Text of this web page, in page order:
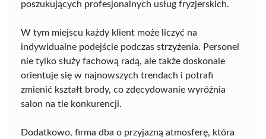
poszukujących profesjonalnych usług fryzjerskich.
W tym miejscu każdy klient może liczyć na
indywidualne podejście podczas strzyżenia. Personel
nie tylko służy fachową radą, ale także doskonale
orientuje się w najnowszych trendach i potrafi
zmienić kształt brody, co zdecydowanie wyróżnia
salon na tle konkurencji.
Dodatkowo, firma dba o przyjazną atmosferę, która